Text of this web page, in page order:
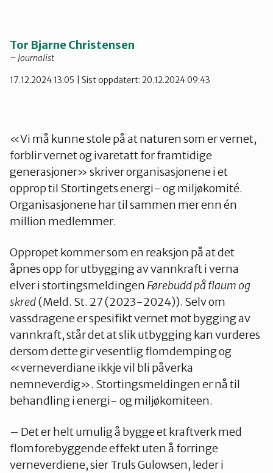
Troms
Østfold
Rogaland
Tor Bjarne Christensen
– Journalist
17.12.2024 13:05 | Sist oppdatert: 20.12.2024 09:43
«Vi må kunne stole på at naturen som er vernet,
forblir vernet og ivaretatt for framtidige
generasjoner» skriver organisasjonene i et
opprop til Stortingets energi- og miljøkomité.
Organisasjonene har til sammen mer enn én
million medlemmer.
Oppropet kommer som en reaksjon på at det
åpnes opp for utbygging av vannkraft i verna
elver i stortingsmeldingen Førebudd på flaum og
skred(Meld. St. 27 (2023-2024)). Selv om
vassdragene er spesifikt vernet mot bygging av
vannkraft, står det at slik utbygging kan vurderes
dersom dette gir vesentlig flomdemping og
«verneverdiane ikkje vil bli påverka
nemneverdig». Stortingsmeldingen er nå til
behandling i energi- og miljøkomiteen.
– Det er helt umulig å bygge et kraftverk med
flomforebyggende effekt uten å forringe
verneverdiene, sier Truls Gulowsen, leder i